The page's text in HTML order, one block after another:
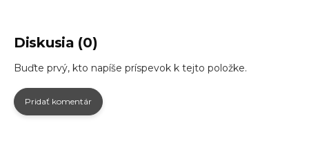
Diskusia (0)
Buďte prvý, kto napíše príspevok k tejto položke.
Pridať komentár